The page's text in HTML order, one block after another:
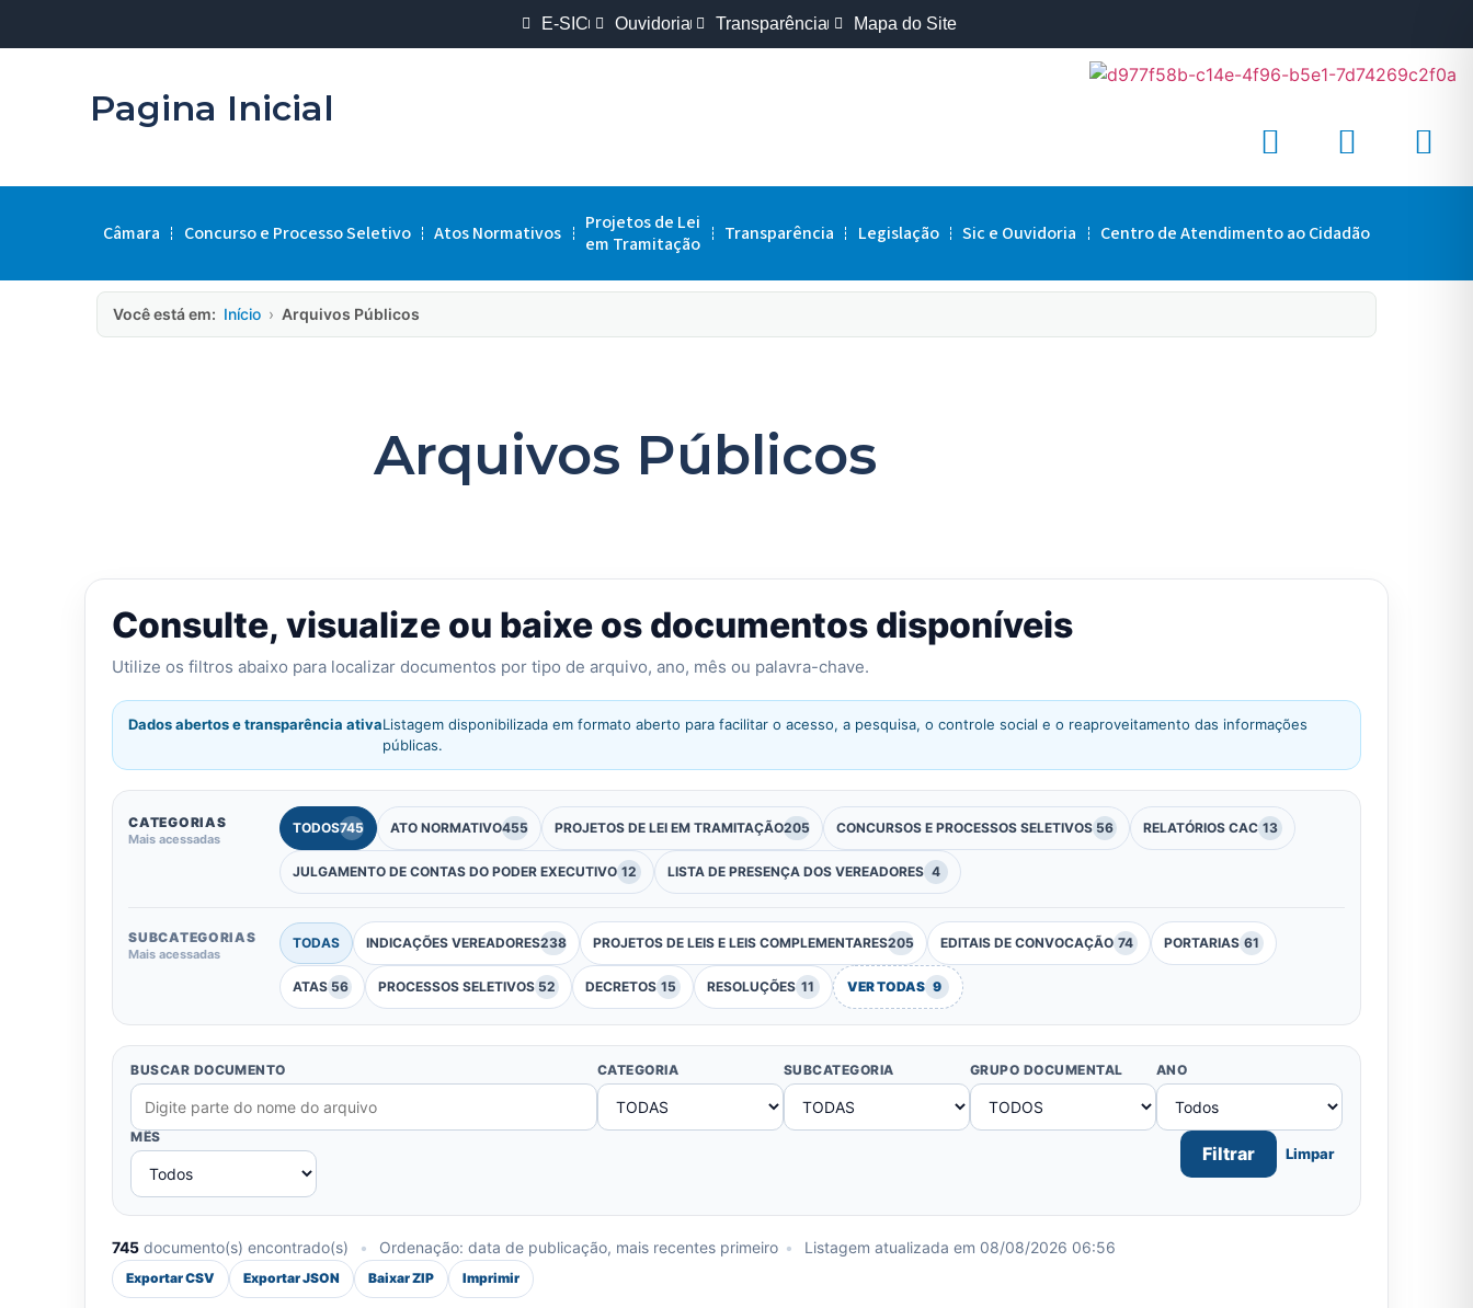
E-SIC Ouvidoria Transparência Mapa do Site
Pagina Inicial
Câmara Concurso e Processo Seletivo Atos Normativos
Projetos de Lei
em Tramitação
Transparência Legislação Sic e Ouvidoria Centro de Atendimento ao Cidadão
Você está em: Início › Arquivos Públicos
Arquivos Públicos
Consulte, visualize ou baixe os documentos disponíveis
Utilize os filtros abaixo para localizar documentos por tipo de arquivo, ano, mês ou palavra-chave.
Dados abertos e transparência ativaListagem disponibilizada em formato aberto para facilitar o acesso, a pesquisa, o controle social e o reaproveitamento das informações
públicas.
CATEGORIAS
Mais acessadas
TODOS745 ATO NORMATIVO455 PROJETOS DE LEI EM TRAMITAÇÃO205 CONCURSOS E PROCESSOS SELETIVOS 56 RELATÓRIOS CAC 13
JULGAMENTO DE CONTAS DO PODER EXECUTIVO 12 LISTA DE PRESENÇA DOS VEREADORES 4
SUBCATEGORIAS
Mais acessadas
TODAS INDICAÇÕES VEREADORES238 PROJETOS DE LEIS E LEIS COMPLEMENTARES205 EDITAIS DE CONVOCAÇÃO 74 PORTARIAS 61
ATAS 56 PROCESSOS SELETIVOS 52 DECRETOS 15 RESOLUÇÕES 11 VER TODAS 9
BUSCAR DOCUMENTO CATEGORIA SUBCATEGORIA GRUPO DOCUMENTAL ANO
MÊS
Filtrar Limpar
745 documento(s) encontrado(s) • Ordenação: data de publicação, mais recentes primeiro • Listagem atualizada em 08/08/2026 06:56
Exportar CSV Exportar JSON Baixar ZIP Imprimir